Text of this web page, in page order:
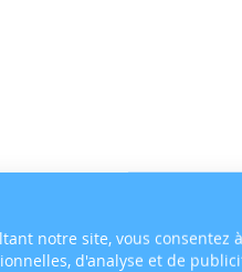
notre site, vous consentez
d'analyse et de